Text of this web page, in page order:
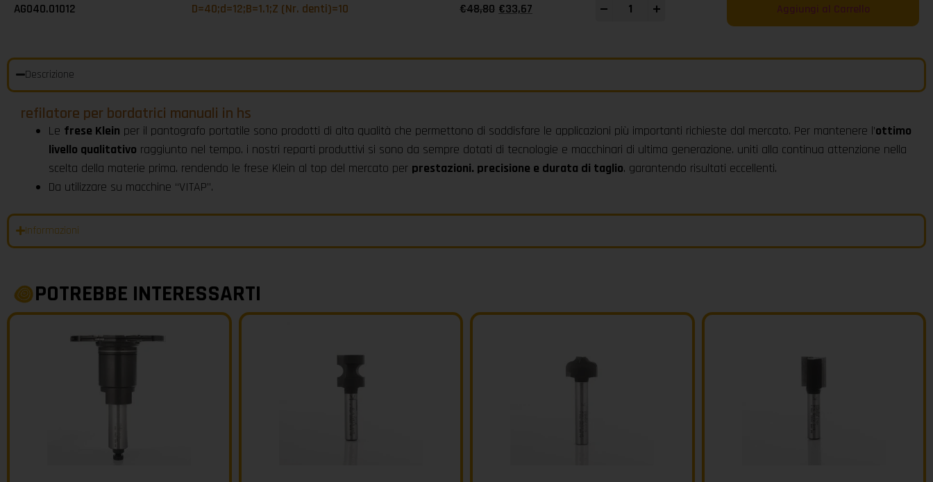
AG040.01012 D=40;d=12;B=1.1;Z (Nr. denti)=10 €48,80 €33,67 Aggiungi al Carrello
Descrizione
refilatore per bordatrici manuali in hs
Le frese Klein per il pantografo portatile sono prodotti di alta qualità che permettono di soddisfare le applicazioni più importanti richieste dal mercato. Per mantenere l’ottimo
livello qualitativo raggiunto nel tempo. i nostri reparti produttivi si sono da sempre dotati di tecnologie e macchinari di ultima generazione. uniti alla continua attenzione nella
scelta della materie prima. rendendo le frese Klein al top del mercato per prestazioni. precisione e durata di taglio. garantendo risultati eccellenti.
Da utilizzare su macchine “VITAP”.
Informazioni
POTREBBE INTERESSARTI